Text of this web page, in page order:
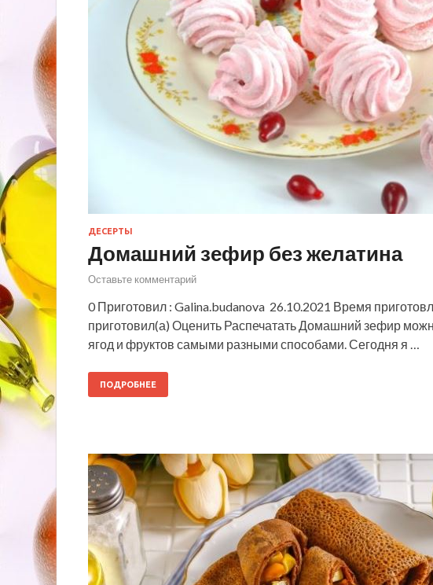
ДЕСЕРТЫ
Домашний зефир без желатина
Оставьте комментарий
0 Приготовил : Galina.budanova 26.10.2021 Время
приготовил(а) Оценить Распечатать Домашний зефир
ягод и фруктов самыми разными способами. Сегодня я …
ПОДРОБНЕЕ